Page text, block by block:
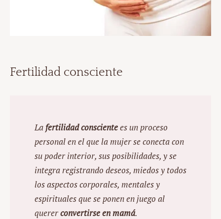
Fertilidad consciente
La fertilidad conscientees un proceso
personal en el que la mujer se conecta con
su poder interior, sus posibilidades, y se
integra registrando deseos, miedos y todos
los aspectos corporales, mentales y
espirituales que se ponen en juego al
quererconvertirse en mamá.